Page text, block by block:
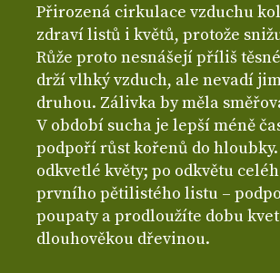
Přirozená cirkulace vzduchu
zdraví listů i květů, protože
Růže proto nesnášejí příliš
drží vlhký vzduch, ale nevadí
druhou. Zálivka by měla
V období sucha je lepší méně
podpoří růst kořenů do
odkvetlé květy; po odkvětu
prvního pětilistého listu –
poupaty a prodloužíte dobu
dlouhověkou dřevinou.